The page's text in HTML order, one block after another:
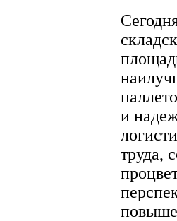
и
труда,